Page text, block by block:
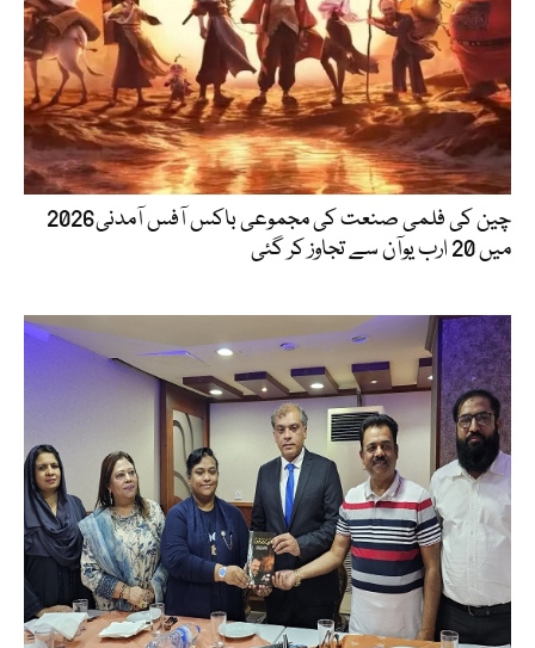
چین کی فلمی صنعت کی مجموعی باکس آفس آمدنی2026
میں 20 ارب یوآن سے تجاوز کر گئی